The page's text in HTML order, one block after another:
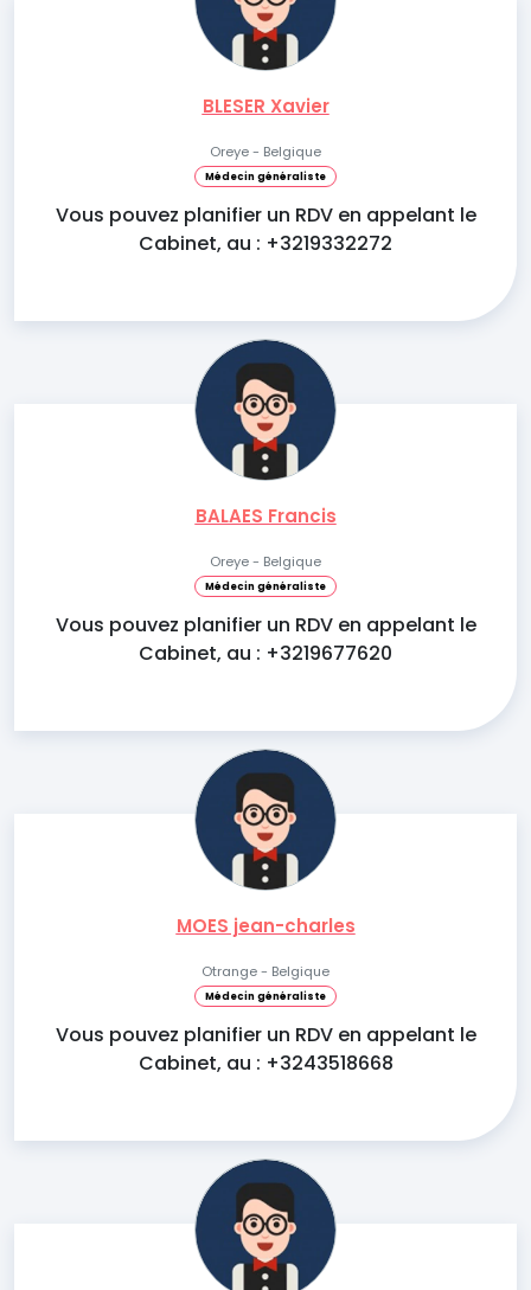
BLESER Xavier
Oreye - Belgique
Médecin généraliste
Vous pouvez planifier un RDV en appelant le
Cabinet, au : +3219332272
BALAES Francis
Oreye - Belgique
Médecin généraliste
Vous pouvez planifier un RDV en appelant le
Cabinet, au : +3219677620
MOES jean-charles
Otrange - Belgique
Médecin généraliste
Vous pouvez planifier un RDV en appelant le
Cabinet, au : +3243518668